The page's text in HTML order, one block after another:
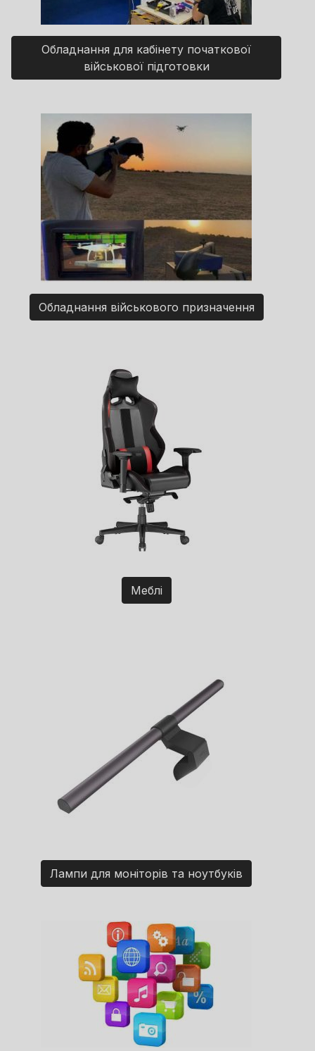
Обладнання для кабінету початкової
військової підготовки
Обладнання військового призначення
Меблі
Лампи для моніторів та ноутбуків